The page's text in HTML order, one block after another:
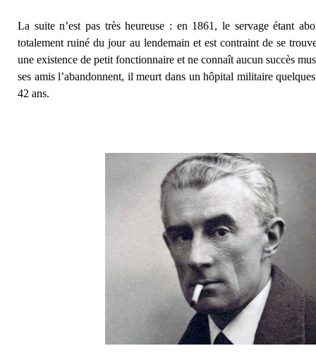
La suite n’est pas très heureuse : en 1861, le servage étant
totalement ruiné du jour au lendemain et est contraint de se
une existence de petit fonctionnaire et ne connaît aucun succès
ses amis l’abandonnent, il meurt dans un hôpital militaire
42 ans.